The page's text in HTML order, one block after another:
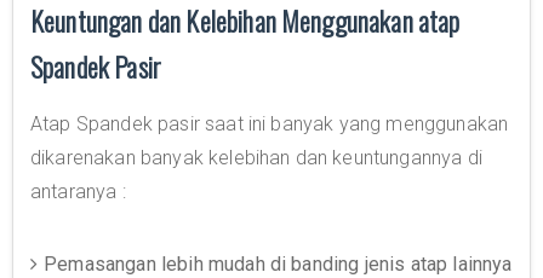
Keuntungan dan Kelebihan Menggunakan atap
Spandek Pasir
Atap Spandek pasir saat ini banyak yang menggunakan
dikarenakan banyak kelebihan dan keuntungannya di
antaranya :
Pemasangan lebih mudah di banding jenis atap lainnya